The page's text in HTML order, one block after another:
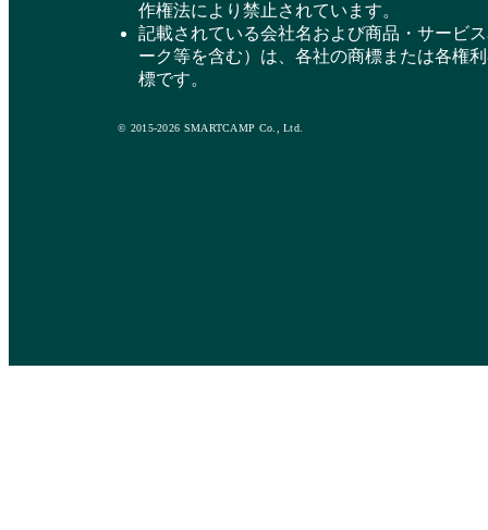
作権法により禁止されています。
記載されている会社名および商品・サービ
ーク等を含む）は、各社の商標または各権
標です。
© 2015-2026 SMARTCAMP Co., Ltd.